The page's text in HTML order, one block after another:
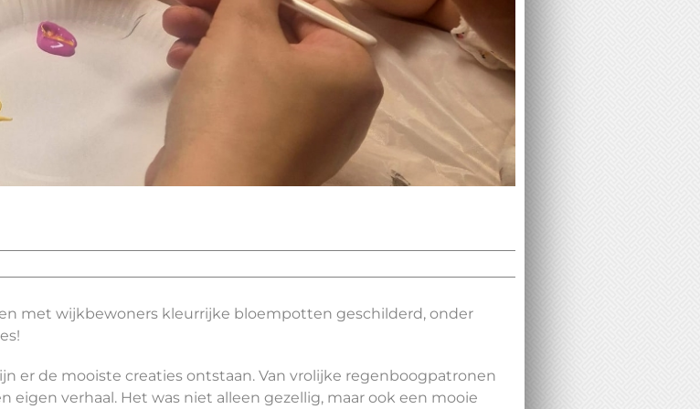
met wijkbewoners kleurrijke bloempotten geschilderd, onder
er de mooiste creaties ontstaan. Van vrolijke regenboogpatronen
verhaal. Het was niet alleen gezellig, maar ook een mooie